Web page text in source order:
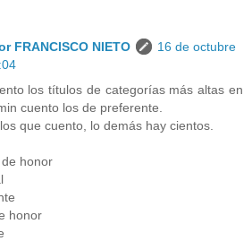
FRANCISCO NIETO
16 de octubre
los títulos de categorías más altas en
cuento los de preferente.
que cuento, lo demás hay cientos.
honor
honor